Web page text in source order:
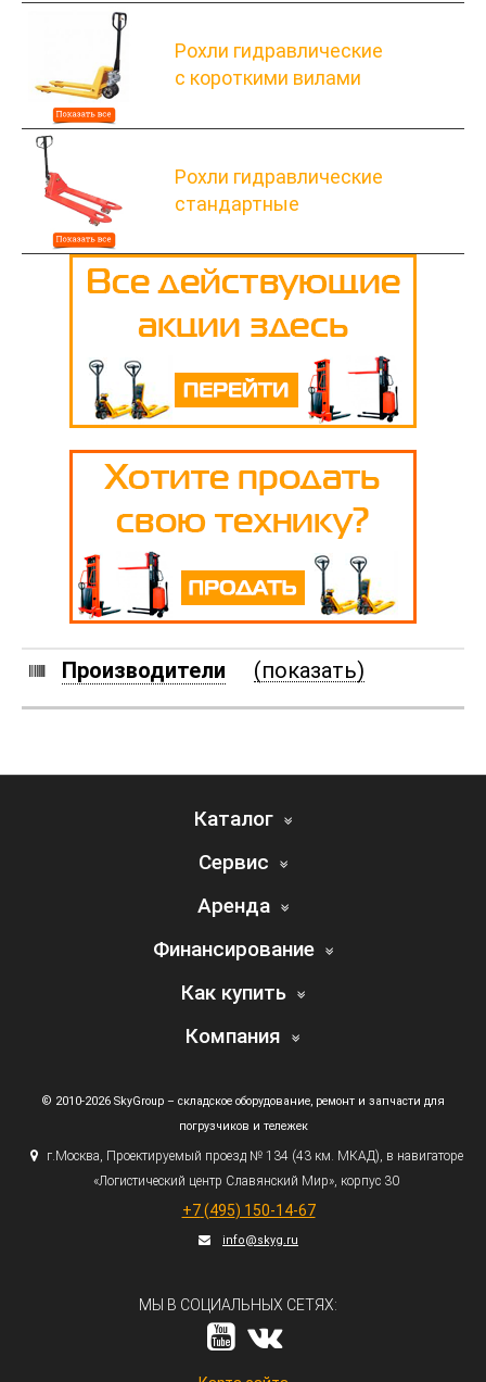
Рохли гидравлические
с короткими вилами
Рохли гидравлические
стандартные
Производители (показать)
Каталог
Сервис
Аренда
Финансирование
Как купить
Компания
© 2010-2026 SkyGroup – складское оборудование, ремонт и запчасти для
погрузчиков и тележек
г.Москва, Проектируемый проезд № 134 (43км. МКАД), в навигаторе
«Логистический центр Славянский Мир», корпус 30
+7 (495) 150-14-67
info@skyg.ru
МЫ В СОЦИАЛЬНЫХ СЕТЯХ: